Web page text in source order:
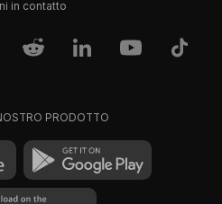
in contatto
PRODOTTO